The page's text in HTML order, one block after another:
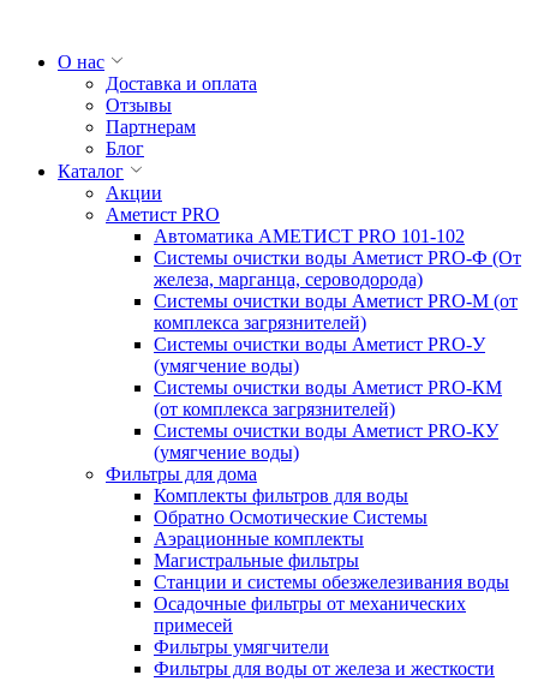
О нас
Доставка и оплата
Отзывы
Партнерам
Блог
Каталог
Акции
Аметист PRO
Автоматика АМЕТИСТ PRO 101-102
Системы очистки воды Аметист PRO-Ф (От
железа, марганца, сероводорода)
Системы очистки воды Аметист PRO-M (от
комплекса загрязнителей)
Системы очистки воды Аметист PRO-У
(умягчение воды)
Системы очистки воды Аметист PRO-КM
(от комплекса загрязнителей)
Системы очистки воды Аметист PRO-КУ
(умягчение воды)
Фильтры для дома
Комплекты фильтров для воды
Обратно Осмотические Системы
Аэрационные комплекты
Магистральные фильтры
Станции и системы обезжелезивания воды
Осадочные фильтры от механических
примесей
Фильтры умягчители
Фильтры для воды от железа и жесткости